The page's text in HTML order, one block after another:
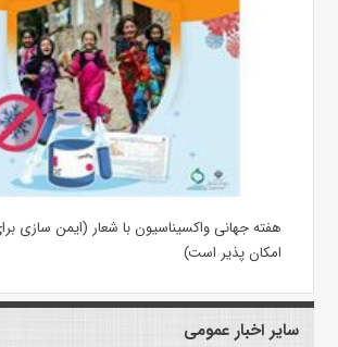
هفته جهانی واکسیناسیون با شعار (ایمن سازی
امکان پذیر است)
سایر اخبار عمومی